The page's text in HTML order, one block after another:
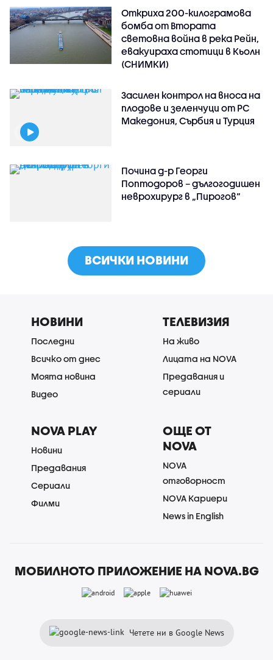
Откриха 200-килограмова
бомба от Втората
световна война в река Рейн,
евакуираха стотици в Кьолн
(СНИМКИ)
Засилен контрол на вноса на
плодове и зеленчуци от РС
Македония, Сърбия и Турция
Почина д-р Георги
Поптодоров – дългогодишен
неврохирург в „Пирогов“
ВСИЧКИ НОВИНИ
НОВИНИ
Последни
Всичко от днес
Моята новина
Видео
ТЕЛЕВИЗИЯ
На живо
Лицата на NOVA
Предавания и
сериали
NOVA PLAY
Новини
Предавания
Сериали
Филми
ОЩЕ ОТ
NOVA
NOVA
отговорност
NOVA Кариери
News in English
МОБИЛНОТО ПРИЛОЖЕНИЕ НА NOVA.BG
Четете ни в Google News